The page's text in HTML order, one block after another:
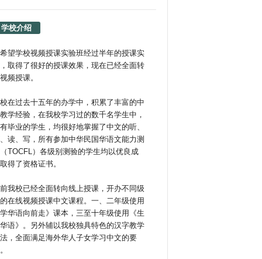
学校介绍
望学校视频授课实验班经过半年的授课实
取得了很好的授课效果，现在已经全面转
频授课。
在过去十五年的办学中，积累了丰富的中
学经验，在我校学习过的数千名学生中，
毕业的学生，均很好地掌握了中文的听、
读、写，所有参加中华民国华语文能力测
TOCFL）各级别测验的学生均以优良成
得了资格证书。
我校已经全面转向线上授课，开办不同级
在线视频授课中文课程。一、二年级使用
学华语向前走》课本，三至十年级使用《生
语》。另外辅以我校独具特色的汉字教学
，全面满足海外华人子女学习中文的要